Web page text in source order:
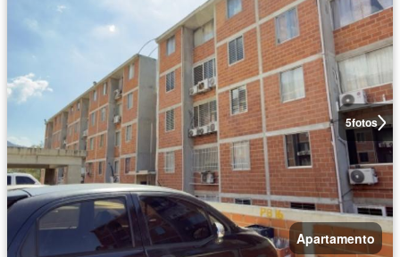
5fotos
Apartamento